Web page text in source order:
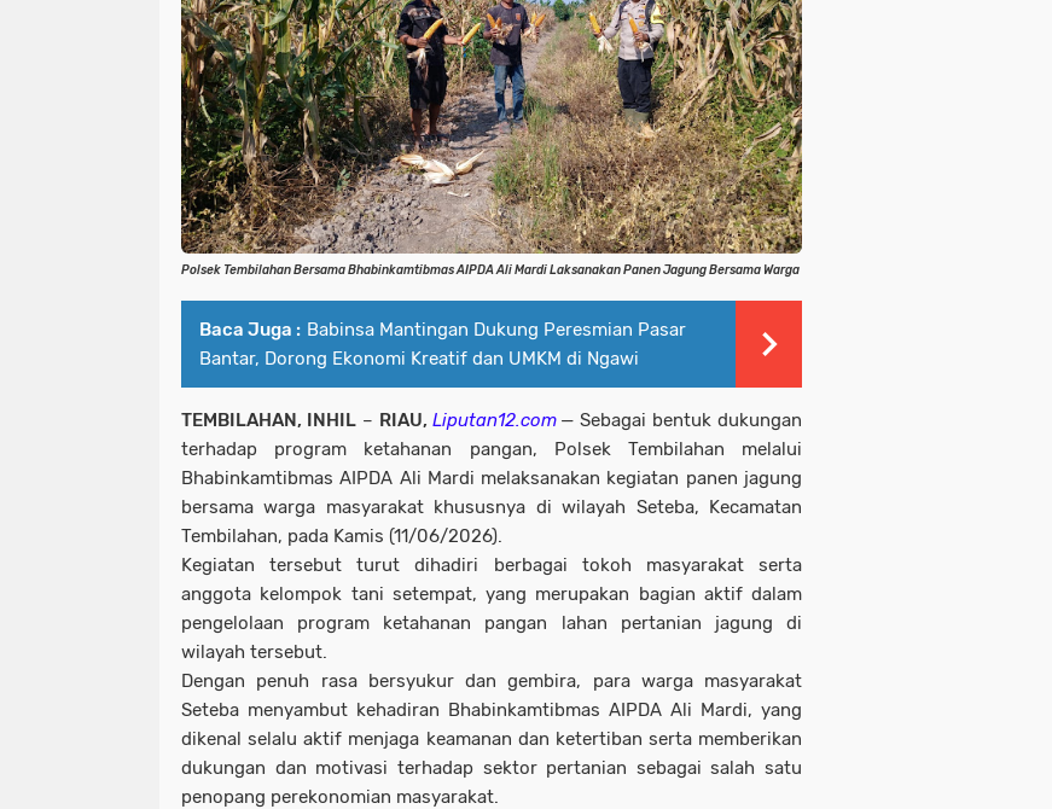
Polsek Tembilahan Bersama Bhabinkamtibmas AIPDA Ali Mardi Laksanakan Panen Jagung Bersama Warga
Baca Juga : Babinsa Mantingan Dukung Peresmian Pasar
Bantar, Dorong Ekonomi Kreatif dan UMKM di Ngawi
TEMBILAHAN, INHIL– RIAU, Liputan12.com — Sebagai bentuk dukungan
terhadap program ketahanan pangan, Polsek Tembilahan melalui
Bhabinkamtibmas AIPDA Ali Mardi melaksanakan kegiatan panen jagung
bersama warga masyarakat khususnya di wilayah Seteba, Kecamatan
Tembilahan, pada Kamis (11/06/2026).
Kegiatan tersebut turut dihadiri berbagai tokoh masyarakat serta
anggota kelompok tani setempat, yang merupakan bagian aktif dalam
pengelolaan program ketahanan pangan lahan pertanian jagung di
wilayah tersebut.
Dengan penuh rasa bersyukur dan gembira, para warga masyarakat
Seteba menyambut kehadiran Bhabinkamtibmas AIPDA Ali Mardi, yang
dikenal selalu aktif menjaga keamanan dan ketertiban serta memberikan
dukungan dan motivasi terhadap sektor pertanian sebagai salah satu
penopang perekonomian masyarakat.